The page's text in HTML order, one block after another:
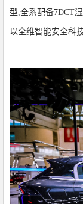
型,全系配备7DCT
以全维智能安全科